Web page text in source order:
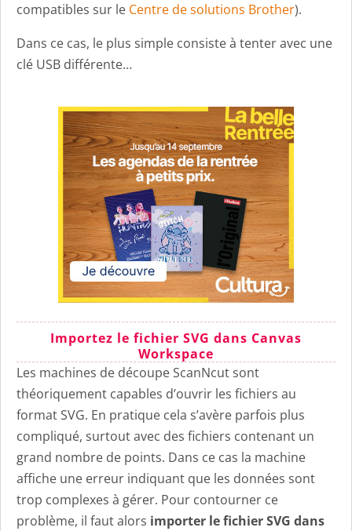
compatibles sur le Centre de solutions Brother).
Dans ce cas, le plus simple consiste à tenter avec une
clé USB différente…
Importez le fichier SVG dans Canvas
Workspace
Les machines de découpe ScanNcut sont
théoriquement capables d’ouvrir les fichiers au
format SVG. En pratique cela s’avère parfois plus
compliqué, surtout avec des fichiers contenant un
grand nombre de points. Dans ce cas la machine
affiche une erreur indiquant que les données sont
trop complexes à gérer. Pour contourner ce
problème, il faut alors importer le fichier SVG dans